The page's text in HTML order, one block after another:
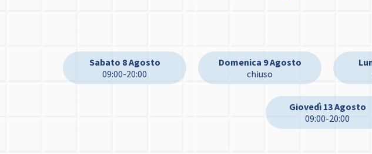
Sabato 8 Agosto
09:00-20:00
Domenica 9 Agosto
chiuso
Giovedì 13 Agosto
09:00-20:00